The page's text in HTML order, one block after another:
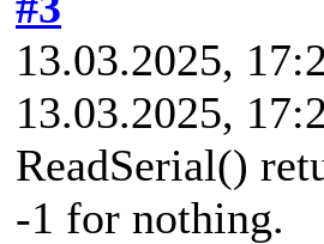
13.03.2025,
13.03.2025,
ReadSerial()
-1 for nothing.